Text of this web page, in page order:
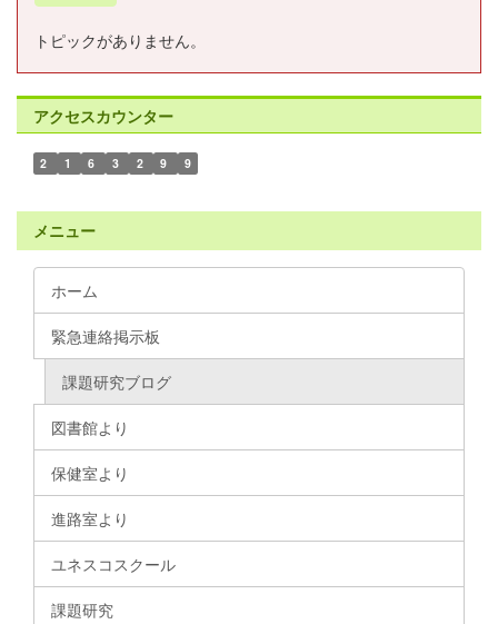
トピックがありません。
アクセスカウンター
2 1 6 3 2 9 9
メニュー
ホーム
緊急連絡掲示板
課題研究ブログ
図書館より
保健室より
進路室より
ユネスコスクール
課題研究